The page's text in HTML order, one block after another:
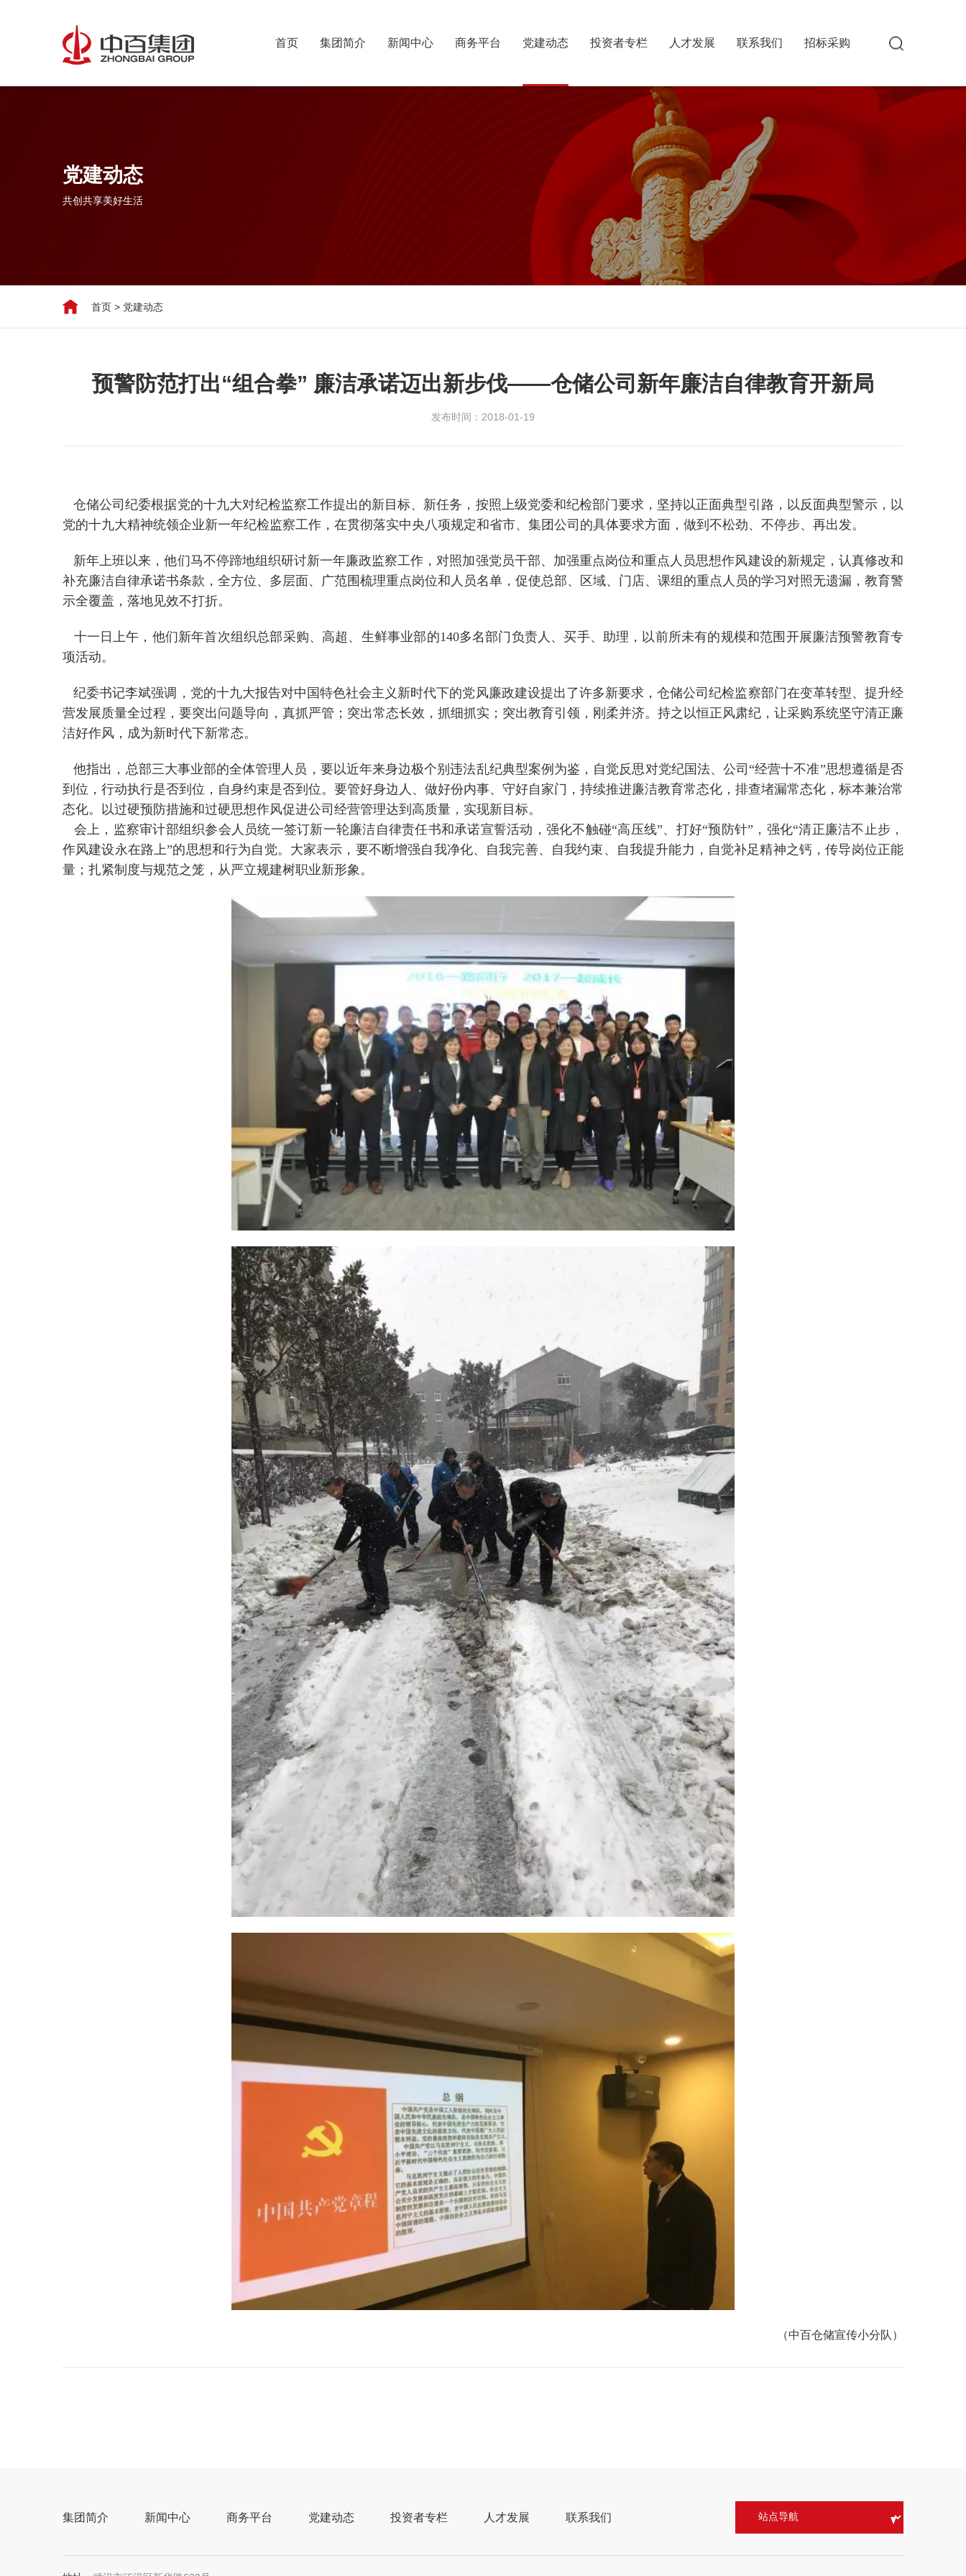
首页 集团简介 新闻中心 商务平台 党建动态 投资者专栏 人才发展 联系我们 招标采购
党建动态
共创共享美好生活
首页 > 党建动态
预警防范打出“组合拳” 廉洁承诺迈出新步伐——仓储公司新年廉洁自律教育开新局
发布时间：2018-01-19
仓储公司纪委根据党的十九大对纪检监察工作提出的新目标、新任务，按照上级党委和纪检部门要求，坚持以正面典型引路，以反面典型警示，以
党的十九大精神统领企业新一年纪检监察工作，在贯彻落实中央八项规定和省市、集团公司的具体要求方面，做到不松劲、不停步、再出发。
新年上班以来，他们马不停蹄地组织研讨新一年廉政监察工作，对照加强党员干部、加强重点岗位和重点人员思想作风建设的新规定，认真修改和
补充廉洁自律承诺书条款，全方位、多层面、广范围梳理重点岗位和人员名单，促使总部、区域、门店、课组的重点人员的学习对照无遗漏，教育警
示全覆盖，落地见效不打折。
十一日上午，他们新年首次组织总部采购、高超、生鲜事业部的140多名部门负责人、买手、助理，以前所未有的规模和范围开展廉洁预警教育专
项活动。
纪委书记李斌强调，党的十九大报告对中国特色社会主义新时代下的党风廉政建设提出了许多新要求，仓储公司纪检监察部门在变革转型、提升经
营发展质量全过程，要突出问题导向，真抓严管；突出常态长效，抓细抓实；突出教育引领，刚柔并济。持之以恒正风肃纪，让采购系统坚守清正廉
洁好作风，成为新时代下新常态。
他指出，总部三大事业部的全体管理人员，要以近年来身边极个别违法乱纪典型案例为鉴，自觉反思对党纪国法、公司“经营十不准”思想遵循是否
到位，行动执行是否到位，自身约束是否到位。要管好身边人、做好份内事、守好自家门，持续推进廉洁教育常态化，排查堵漏常态化，标本兼治常
态化。以过硬预防措施和过硬思想作风促进公司经营管理达到高质量，实现新目标。
会上，监察审计部组织参会人员统一签订新一轮廉洁自律责任书和承诺宣誓活动，强化不触碰“高压线”、打好“预防针”，强化“清正廉洁不止步，
作风建设永在路上”的思想和行为自觉。大家表示，要不断增强自我净化、自我完善、自我约束、自我提升能力，自觉补足精神之钙，传导岗位正能
量；扎紧制度与规范之笼，从严立规建树职业新形象。
（中百仓储宣传小分队）
集团简介 新闻中心 商务平台 党建动态 投资者专栏 人才发展 联系我们